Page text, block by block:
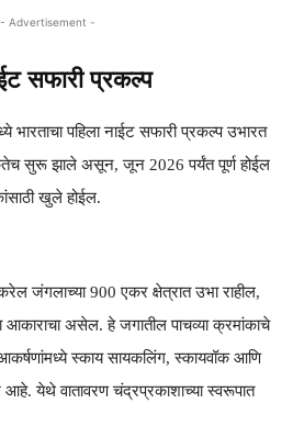
- Advertisement -
सफारी प्रकल्प
पहिला नाईट सफारी प्रकल्प उभारत
सुरू झाले असून, जून 2026 पर्यंत पूर्ण होईल
खुले होईल.
जंगलाच्या 900 एकर क्षेत्रात उभा राहील,
आकाराचा असेल. हे जगातील पाचव्या क्रमांकाचे
स्काय सायकलिंग, स्कायवॉक आणि
आहे. येथे वातावरण चंद्रप्रकाशाच्या स्वरूपात